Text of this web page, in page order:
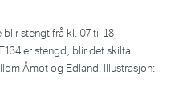
blir stengt frå kl. 07 til 18
er stengd, blir det skilta
Åmot og Edland. Illustrasjon: